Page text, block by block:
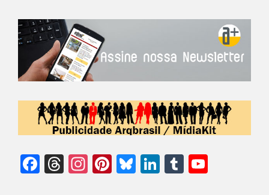
Facebook
Threads
Instagram
Pinterest
Bluesky
LinkedIn
Tumblr